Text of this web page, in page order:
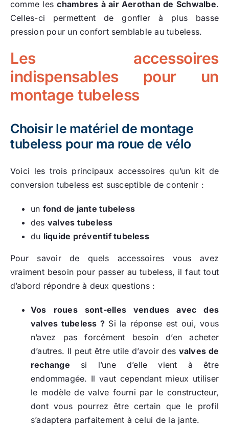
comme leschambres à air Aerothan de Schwalbe.
Celles-ci permettent de gonfler à plus basse
pression pour un confort semblable au tubeless.
Les accessoires
indispensables pour un
montage tubeless
Choisir le matériel de montage
tubeless pour ma roue de vélo
Voici les trois principaux accessoires qu’un kit de
conversion tubeless est susceptible de contenir :
un fond de jante tubeless
des valves tubeless
du liquide préventif tubeless
Pour savoir de quels accessoires vous avez
vraiment besoin pour passer au tubeless, il faut tout
d’abord répondre à deux questions :
Vos roues sont-elles vendues avec des
valves tubeless ? Si la réponse est oui, vous
n’avez pas forcément besoin d’en acheter
d’autres. Il peut être utile d’avoir des valves de
rechange si l’une d’elle vient à être
endommagée. Il vaut cependant mieux utiliser
le modèle de valve fourni par le constructeur,
dont vous pourrez être certain que le profil
s’adaptera parfaitement à celui de la jante.